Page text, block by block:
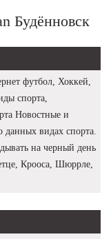
Будённовск
футбол, Хоккей,
спорта,
Новостные и
данных видах спорта.
на черный день
Крооса, Шюррле,